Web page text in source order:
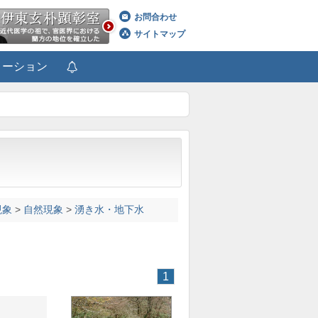
お問合わせ
サイトマップ
ション
> 自然現象 > 湧き水・地下水
1